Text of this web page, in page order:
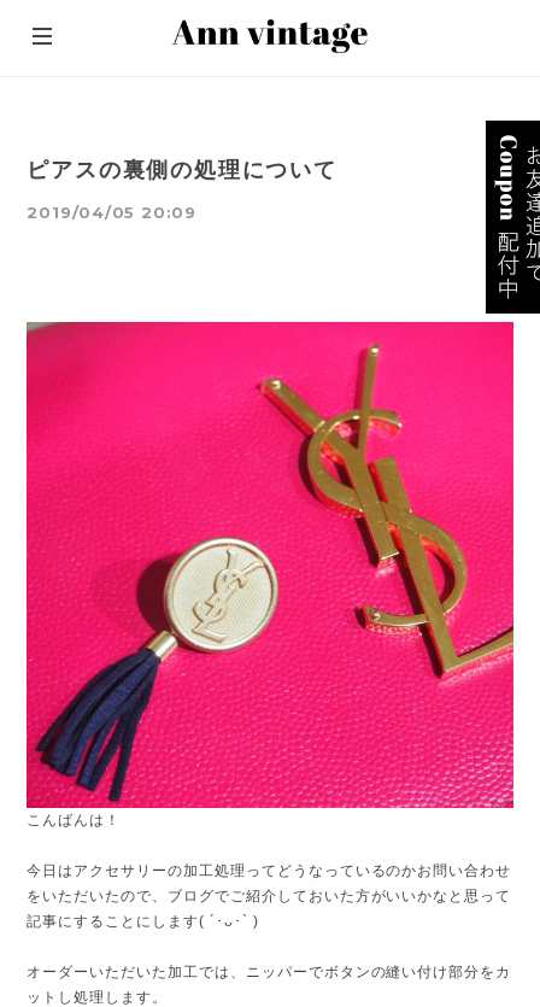
ピアスの裏側の処理について
2019/04/05 20:09
こんばんは！
今日はアクセサリーの加工処理ってどうなっているのかお問い合わせ
をいただいたので、ブログでご紹介しておいた方がいいかなと思って
記事にすることにします( ´･ᴗ･` )
オーダーいただいた加工では、ニッパーでボタンの縫い付け部分をカ
ットし処理します。